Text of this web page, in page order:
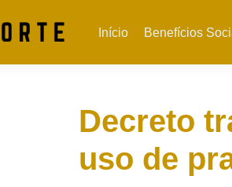
Início Benefícios
Decreto
uso de